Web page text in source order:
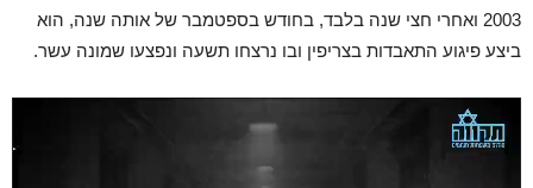
2003 ואחרי חצי שנה בלבד, בחודש בספטמבר של אותה שנה, הוא
ביצע פיגוע התאבדות בצריפין ובו נרצחו תשעה ונפצעו שמונה עשר.
וידאו